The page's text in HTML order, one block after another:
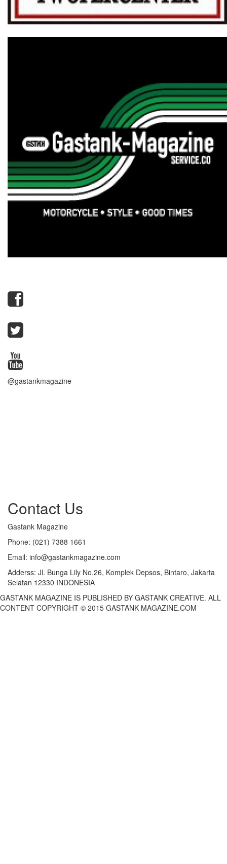
@gastankmagazine
Contact Us
Gastank Magazine
Phone: (021) 7388 1661
Email: info@gastankmagazine.com
Adderss: Jl. Bunga Lily No.26, Komplek Depsos, Bintaro, Jakarta
Selatan 12330 INDONESIA
GASTANK MAGAZINE IS PUBLISHED BY GASTANK CREATIVE. ALL
CONTENT COPYRIGHT © 2015 GASTANK MAGAZINE.COM